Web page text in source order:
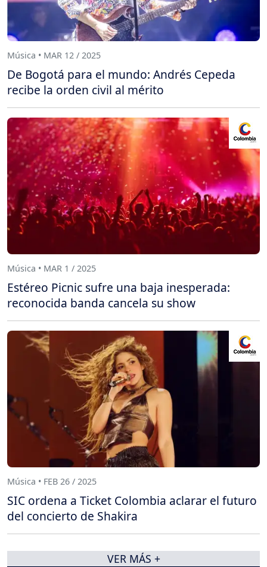
Música • MAR 12 / 2025
De Bogotá para el mundo: Andrés Cepeda
recibe la orden civil al mérito
Música • MAR 1 / 2025
Estéreo Picnic sufre una baja inesperada:
reconocida banda cancela su show
Música • FEB 26 / 2025
SIC ordena a Ticket Colombia aclarar el futuro
del concierto de Shakira
VER MÁS +